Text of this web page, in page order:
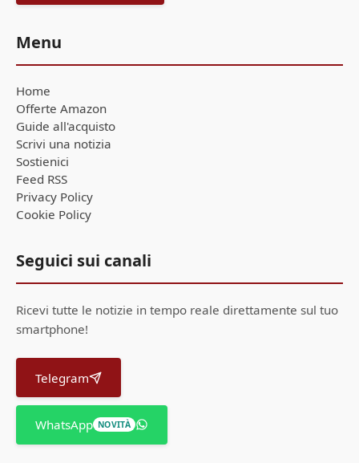
Menu
Home
Offerte Amazon
Guide all'acquisto
Scrivi una notizia
Sostienici
Feed RSS
Privacy Policy
Cookie Policy
Seguici sui canali
Ricevi tutte le notizie in tempo reale direttamente sul tuo
smartphone!
Telegram
WhatsApp NOVITÀ